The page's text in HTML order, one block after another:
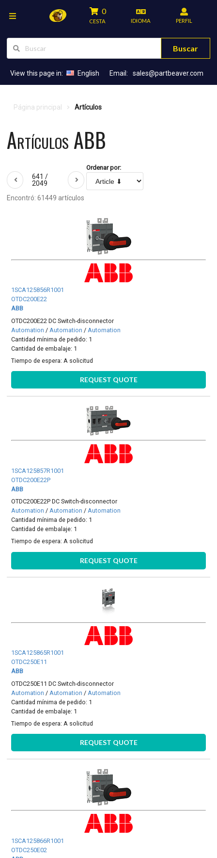
0
CESTA IDIOMA PERFIL
Buscar
View this page in: English Email: sales@partbeaver.com
Página principal Artículos
Artículos ABB
641 /
2049
Ordenar por:
Encontró: 61449 artículos
1SCA125856R1001
OTDC200E22
ABB
OTDC200E22 DC Switch-disconnector
Automation / Automation / Automation
Cantidad mínima de pedido: 1
Cantidad de embalaje: 1
Tiempo de espera: A solicitud
REQUEST QUOTE
1SCA125857R1001
OTDC200E22P
ABB
OTDC200E22P DC Switch-disconnector
Automation /Automation /Automation
Cantidad mínima de pedido: 1
Cantidad de embalaje: 1
Tiempo de espera:A solicitud
REQUEST QUOTE
1SCA125865R1001
OTDC250E11
ABB
OTDC250E11 DC Switch-disconnector
Automation / Automation / Automation
Cantidad mínima de pedido: 1
Cantidad de embalaje: 1
Tiempo de espera: A solicitud
REQUEST QUOTE
1SCA125866R1001
OTDC250E02